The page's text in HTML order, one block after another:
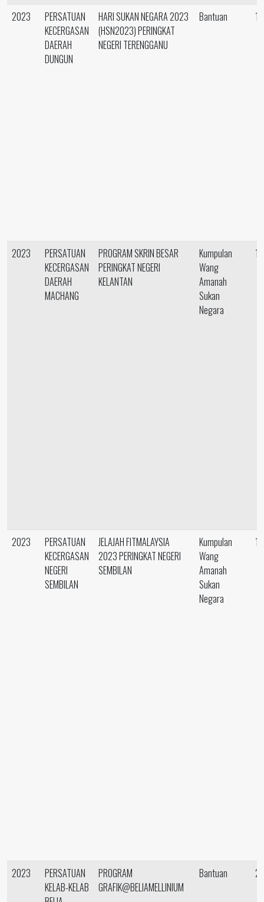
2023
PERSATUAN
KECERGASAN
DAERAH
DUNGUN
HARI SUKAN NEGARA 2023
(HSN2023) PERINGKAT
NEGERI TERENGGANU
Bantuan
2023
PERSATUAN
KECERGASAN
DAERAH
MACHANG
PROGRAM SKRIN BESAR
PERINGKAT NEGERI
KELANTAN
Kumpulan
Wang
Amanah
Sukan
Negara
2023
PERSATUAN
KECERGASAN
NEGERI
SEMBILAN
JELAJAH FITMALAYSIA
2023 PERINGKAT NEGERI
SEMBILAN
Kumpulan
Wang
Amanah
Sukan
Negara
2023
PERSATUAN
KELAB-KELAB
PROGRAM
GRAFIK@BELIAMELLINIUM
Bantuan